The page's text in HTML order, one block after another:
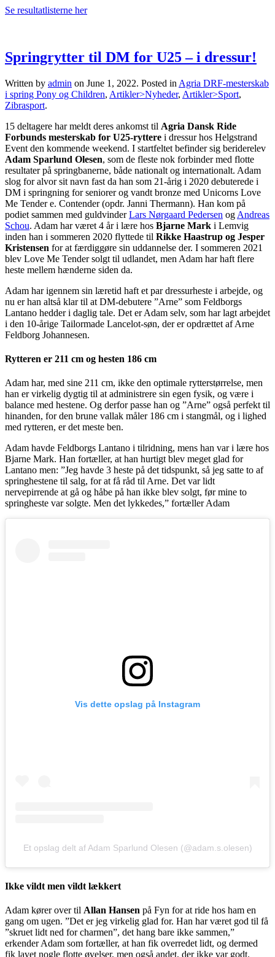
Se resultatlisterne her
Springrytter til DM for U25 – i dressur!
Written by admin on June 1, 2022. Posted in Agria DRF-mesterskab
i spring Pony og Children, Artikler>Nyheder, Artikler>Sport,
Zibrasport.
15 deltagere har meldt deres ankomst til Agria Dansk Ride
Forbunds mesterskab for U25-ryttere i dressur hos Helgstrand
Event den kommende weekend. I startfeltet befinder sig beriderelev
Adam Sparlund Olesen, som de fleste nok forbinder med flotte
resultater på springbanerne, både nationalt og internationalt. Adam
slog for alvor sit navn fast da han som 21-årig i 2020 debuterede i
DM i springning for seniorer og vandt bronze med Unicorns Love
Me Tender e. Contender (opdr. Janni Thermann). Han kom på
podiet sammen med guldvinderLars Nørgaard Pedersen og Andreas
Schou. Adam har været 4 år i lære hos Bjarne Mark i Lemvig
inden han i sommeren 2020 flyttede til Rikke Haastrup og Jesper
Kristensen for at færdiggøre sin uddannelse der. I sommeren 2021
blev Love Me Tender solgt til udlandet, men Adam har haft flere
heste mellem hænderne siden da.
Adam har igennem sin læretid haft et par dressurheste i arbejde, og
nu er han altså klar til at DM-debutere ”Arne” som Feldborgs
Lantano hedder i daglig tale. Det er Adam selv, som har lagt arbejdet
i den 10-årige Tailormade Lancelot-søn, der er opdrættet af Arne
Feldborg Johannesen.
Rytteren er 211 cm og hesten 186 cm
Adam har, med sine 211 cm, ikke den optimale rytterstørrelse, men
han er virkelig dygtig til at administrere sin egen fysik, og være i
balance med hestene. Og derfor passe han og ”Arne” også perfekt til
hinanden, for den brune vallak måler 186 cm i stangmål, og i lighed
med rytteren, er det meste ben.
Adam havde Feldborgs Lantano i tilridning, mens han var i lære hos
Bjarne Mark. Han fortæller, at han hurtigt blev meget glad for
Lantano men: ”Jeg havde 3 heste på det tidspunkt, så jeg satte to af
springhestene til salg, for at få råd til Arne. Det var lidt
nervepirrende at gå og håbe på han ikke blev solgt, før mine to
springheste var solgte. Men det lykkedes,” fortæller Adam
Vis dette opslag på Instagram
Et opslag delt af Adam Sparlund Olesen (@adam.s.olesen)
Ikke vildt men vildt lækkert
Adam kører over til Allan Hansen på Fyn for at ride hos ham en
gang om ugen. ”Det er jeg virkelig glad for. Han har været god til få
”skruet lidt ned for charmen”, det hang bare ikke sammen,”
erkender Adam som fortæller, at han fik overredet lidt, og dermed
fik lavet nogle flotte øvelser, men også andet, der ikke var godt.